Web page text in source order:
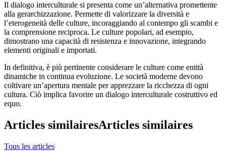
Il dialogo interculturale si presenta come un’alternativa promettente
alla gerarchizzazione. Permette di valorizzare la diversità e
l’eterogeneità delle culture, incoraggiando al contempo gli scambi e
la comprensione reciproca. Le culture popolari, ad esempio,
dimostrano una capacità di resistenza e innovazione, integrando
elementi originali e importati.
In definitiva, è più pertinente considerare le culture come entità
dinamiche in continua evoluzione. Le società moderne devono
coltivare un’apertura mentale per apprezzare la ricchezza di ogni
cultura. Ciò implica favorire un dialogo interculturale costruttivo ed
equo.
Articles similairesArticles similaires
Tous les articles